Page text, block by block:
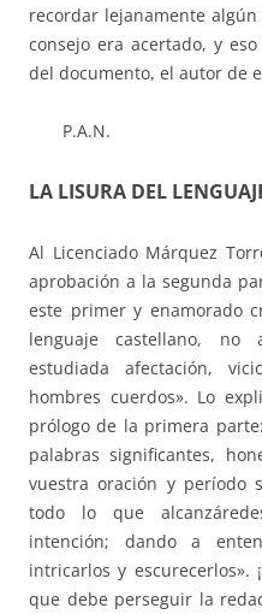
recordar lejanamente
consejo era acertado, y
del documento, el autor de
P.A.N.
LA LISURA DEL
Al Licenciado Márquez
aprobación a la segunda
este primer y enamorado
lenguaje castellano, no
estudiada afectación,
hombres cuerdos». Lo
prólogo de la primera
palabras significantes,
vuestra oración y período
todo lo que
intención; dando a
intricarlos y escurecerlos».
que debe perseguir la